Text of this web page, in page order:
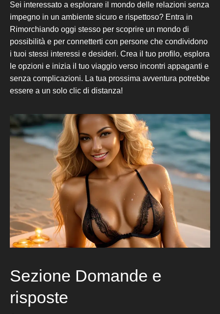
Sei interessato a esplorare il mondo delle relazioni senza
impegno in un ambiente sicuro e rispettoso? Entra in
Rimorchiando oggi stesso per scoprire un mondo di
possibilità e per connetterti con persone che condividono
i tuoi stessi interessi e desideri. Crea il tuo profilo, esplora
le opzioni e inizia il tuo viaggio verso incontri appaganti e
senza complicazioni. La tua prossima avventura potrebbe
essere a un solo clic di distanza!
Sezione Domande e
risposte